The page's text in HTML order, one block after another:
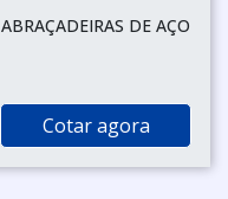
ABRAÇADEIRAS DE AÇO
Cotar agora